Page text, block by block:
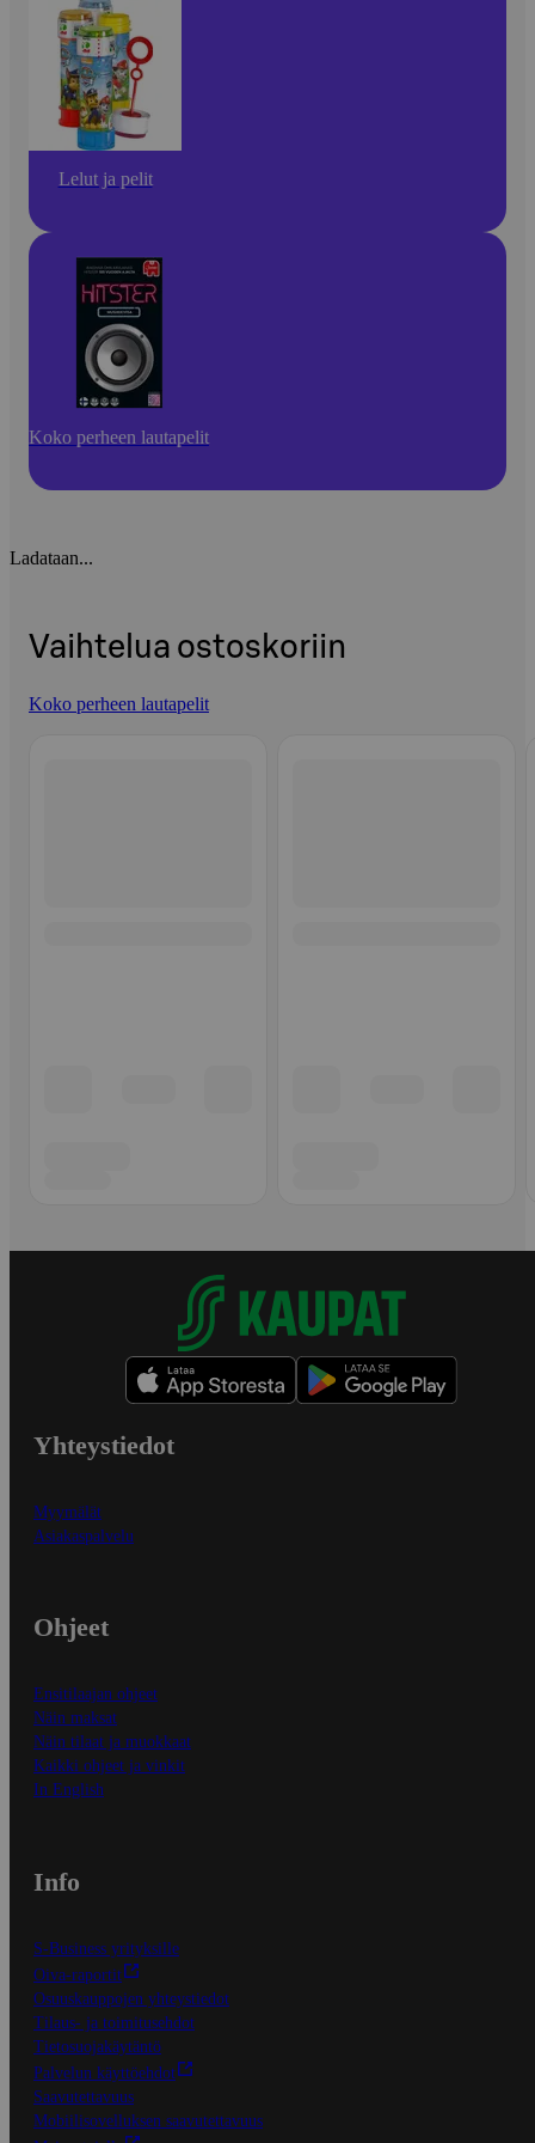
Lelut ja pelit
Koko perheen lautapelit
Ladataan...
Vaihtelua ostoskoriin
Koko perheen lautapelit
Yhteystiedot
Myymälät
Asiakaspalvelu
Ohjeet
Ensitilaajan ohjeet
Näin maksat
Näin tilaat ja muokkaat
Kaikki ohjeet ja vinkit
In English
Info
S-Business yrityksille
Oiva-raportit
Osuuskauppojen yhteystiedot
Tilaus- ja toimitusehdot
Tietosuojakäytäntö
Palvelun käyttöehdot
Saavutettavuus
Mobiilisovelluksen saavutettavuus